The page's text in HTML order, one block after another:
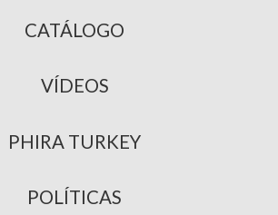
CATÁLOGO
VÍDEOS
PHIRA TURKEY
POLÍTICAS